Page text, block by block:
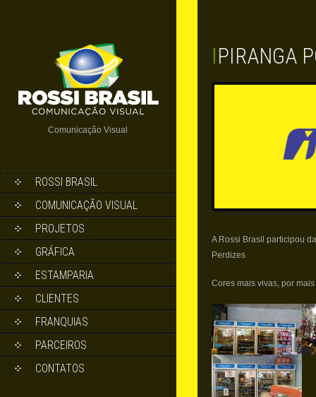
Comunicação Visual
ROSSI BRASIL
COMUNICAÇÃO VISUAL
PROJETOS
GRÁFICA
ESTAMPARIA
CLIENTES
FRANQUIAS
PARCEIROS
CONTATOS
IPIRANGA
A Rossi Brasil participou
Perdizes
Cores mais vivas, por